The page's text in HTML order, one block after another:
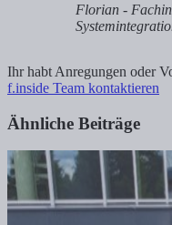
Florian -
Ihr habt Anregungen oder
f.inside Team kontaktieren
Ähnliche Beiträge